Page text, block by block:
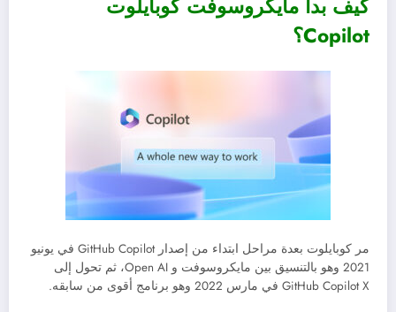
كيف بدأ مايكروسوفت كوبايلوت
Copilot؟
مر كوبايلوت بعدة مراحل ابتداء من إصدار GitHub Copilot في يونيو
2021 وهو بالتنسيق بين مايكروسوفت و Open AI، ثم تحول إلى
GitHub Copilot X في مارس 2022 وهو برنامج أقوى من سابقه.